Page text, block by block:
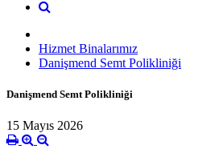
Hizmet Binalarımız
Danişmend Semt Polikliniği
Danişmend Semt Polikliniği
15 Mayıs 2026